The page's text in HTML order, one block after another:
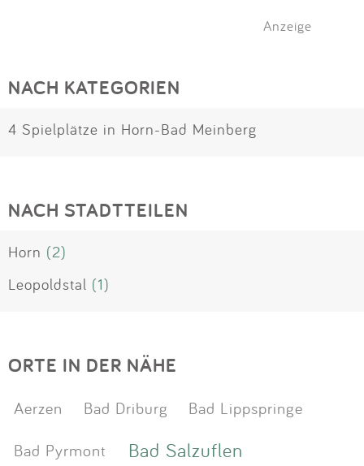
Anzeige
NACH KATEGORIEN
4 Spielplätze in Horn-Bad Meinberg
NACH STADTTEILEN
Horn (2)
Leopoldstal (1)
ORTE IN DER NÄHE
Aerzen Bad Driburg
Bad Lippspringe
Bad Pyrmont
Bad Salzuflen